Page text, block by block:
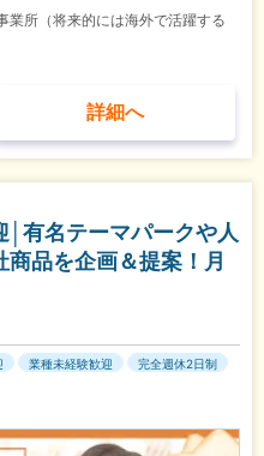
業所（将来的には海外で活躍する
詳細へ
│有名テーマパークや人
品を企画＆提案！月
業種未経験歓迎
完全週休2日制